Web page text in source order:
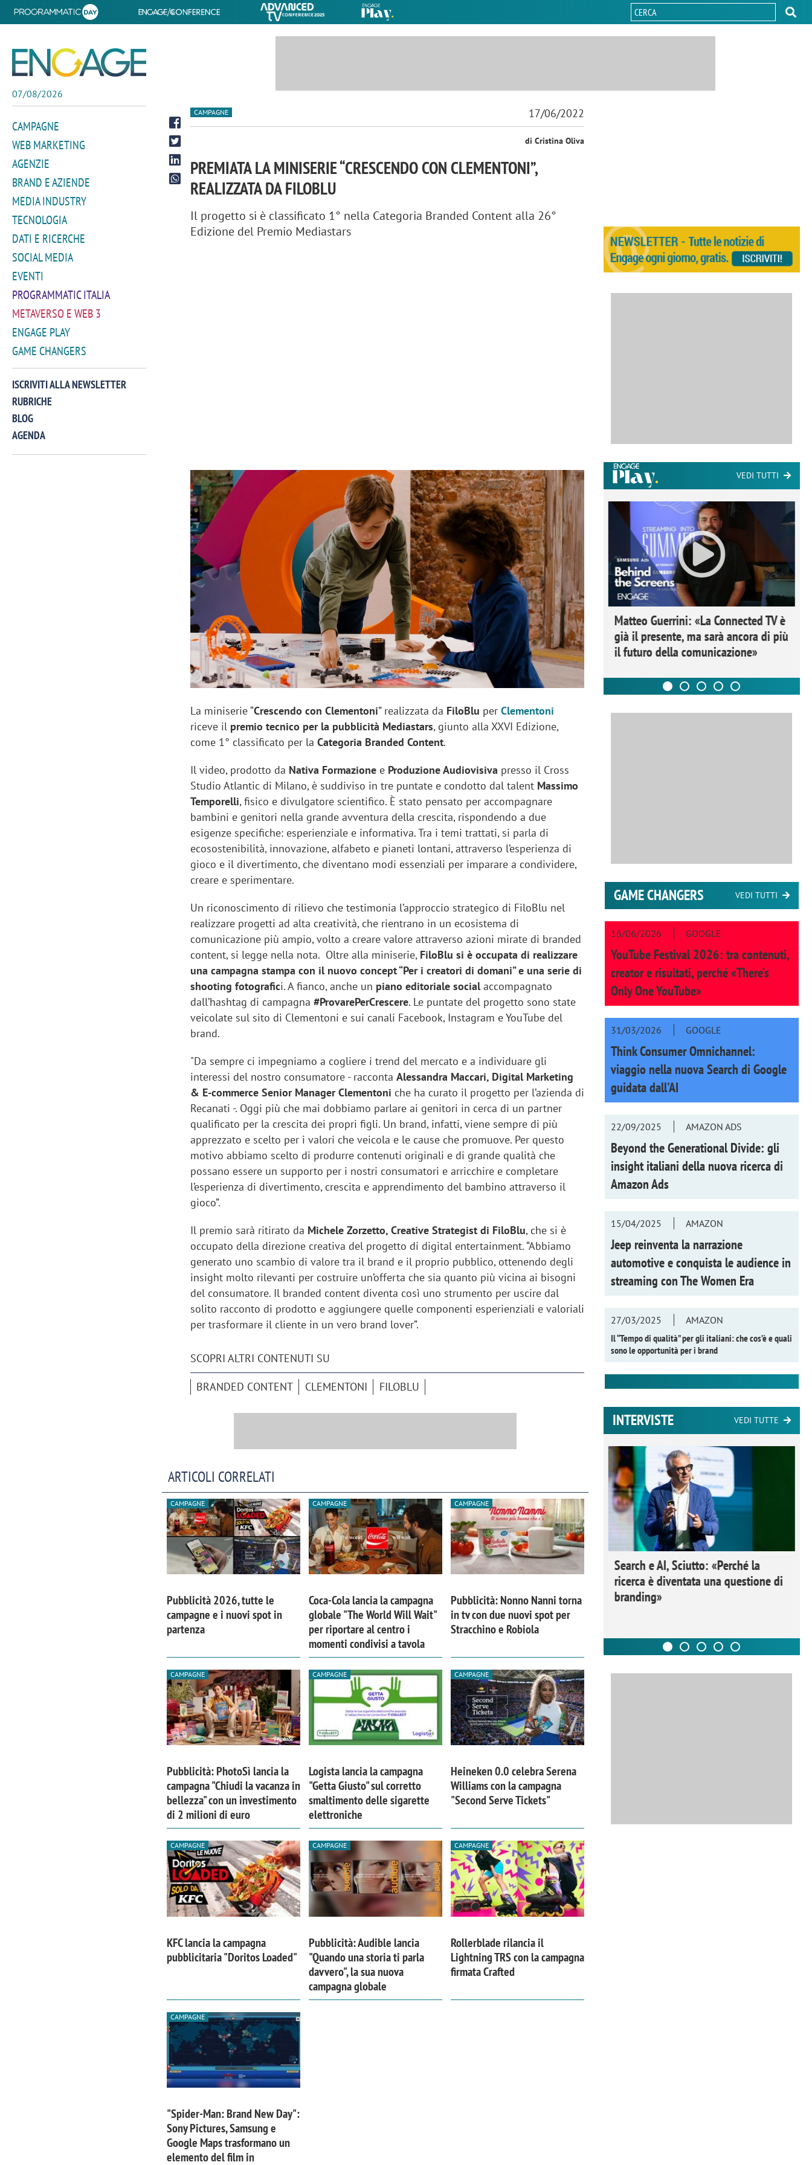
07/08/2026
CAMPAGNE
WEB MARKETING
AGENZIE
BRAND E AZIENDE
MEDIA INDUSTRY
TECNOLOGIA
DATI E RICERCHE
SOCIAL MEDIA
EVENTI
PROGRAMMATIC ITALIA
METAVERSO E WEB 3
ENGAGE PLAY
GAME CHANGERS
ISCRIVITI ALLA NEWSLETTER
RUBRICHE
BLOG
AGENDA
CAMPAGNE 17/06/2022
di Cristina Oliva
PREMIATA LA MINISERIE “CRESCENDO CON CLEMENTONI”,
REALIZZATA DA FILOBLU
Il progetto si è classificato 1° nella Categoria Branded Content alla 26°
Edizione del Premio Mediastars
La miniserie “Crescendo con Clementoni” realizzata da FiloBlu perClementoni
riceve il premio tecnico per la pubblicità Mediastars, giunto alla XXVI Edizione,
come 1° classificato per laCategoria Branded Content.
Il video, prodotto da Nativa Formazione e Produzione Audiovisiva presso il Cross
Studio Atlantic di Milano, è suddiviso in tre puntate e condotto dal talent Massimo
Temporelli, fisico e divulgatore scientifico. È stato pensato per accompagnare
bambini e genitori nella grande avventura della crescita, rispondendo a due
esigenze specifiche: esperienziale e informativa. Tra i temi trattati, si parla di
ecosostenibilità, innovazione, alfabeto e pianeti lontani, attraverso l’esperienza di
gioco e il divertimento, che diventano modi essenziali per imparare a condividere,
creare e sperimentare.
Un riconoscimento di rilievo che testimonia l’approccio strategico di FiloBlu nel
realizzare progetti ad alta creatività, che rientrano in un ecosistema di
comunicazione più ampio, volto a creare valore attraverso azioni mirate di branded
content, si legge nella nota. Oltre alla miniserie, FiloBlu si è occupata di realizzare
una campagna stampa con il nuovo concept “Per i creatori di domani” e una serie di
shooting fotografici. A fianco, anche un piano editoriale socialaccompagnato
dall’hashtag di campagna#ProvarePerCrescere. Le puntate del progetto sono state
veicolate sul sito di Clementoni e sui canali Facebook, Instagram e YouTube del
brand.
"Da sempre ci impegniamo a cogliere i trend del mercato e a individuare gli
interessi del nostro consumatore - raccontaAlessandra Maccari, Digital Marketing
& E-commerce Senior Manager Clementoni che ha curato il progetto per l’azienda di
Recanati -. Oggi più che mai dobbiamo parlare ai genitori in cerca di un partner
qualificato per la crescita dei propri figli. Un brand, infatti, viene sempre di più
apprezzato e scelto per i valori che veicola e le cause che promuove. Per questo
motivo abbiamo scelto di produrre contenuti originali e di grande qualità che
possano essere un supporto per i nostri consumatori e arricchire e completare
l’esperienza di divertimento, crescita e apprendimento del bambino attraverso il
gioco”.
Il premio sarà ritirato da Michele Zorzetto, Creative Strategist di FiloBlu, che si è
occupato della direzione creativa del progetto di digital entertainment. “Abbiamo
generato uno scambio di valore tra il brand e il proprio pubblico, ottenendo degli
insight molto rilevanti per costruire un’offerta che sia quanto più vicina ai bisogni
del consumatore. Il branded content diventa così uno strumento per uscire dal
solito racconto di prodotto e aggiungere quelle componenti esperienziali e valoriali
per trasformare il cliente in un vero brand lover”.
SCOPRI ALTRI CONTENUTI SU
BRANDED CONTENT CLEMENTONI FILOBLU
ARTICOLI CORRELATI
CAMPAGNE
Pubblicità 2026, tutte le
campagne e i nuovi spot in
partenza
CAMPAGNE
Coca-Cola lancia la campagna
globale "The World Will Wait"
per riportare al centro i
momenti condivisi a tavola
CAMPAGNE
Pubblicità: Nonno Nanni torna
in tv con due nuovi spot per
Stracchino e Robiola
CAMPAGNE
Pubblicità: PhotoSì lancia la
campagna "Chiudi la vacanza in
bellezza" con un investimento
di 2 milioni di euro
CAMPAGNE
Logista lancia la campagna
"Getta Giusto" sul corretto
smaltimento delle sigarette
elettroniche
CAMPAGNE
Heineken 0.0 celebra Serena
Williams con la campagna
"Second Serve Tickets"
CAMPAGNE
KFC lancia la campagna
pubblicitaria "Doritos Loaded"
CAMPAGNE
Pubblicità: Audible lancia
"Quando una storia ti parla
davvero", la sua nuova
campagna globale
CAMPAGNE
Rollerblade rilancia il
Lightning TRS con la campagna
firmata Crafted
CAMPAGNE
"Spider-Man: Brand New Day":
Sony Pictures, Samsung e
Google Maps trasformano un
elemento del film in
VEDI TUTTI
Manassero, Samsung Ads: «Con Total
Perez, Samsung Ads: «L'Italia è un
mercato strategico e continuerà a
crescere»
Networking agli eventi: come la
startup Kicè punta a eliminare lo
"spreco di relazioni"
Matteo Guerrini: «La Connected TV è
già il presente, ma sarà ancora di più
il futuro della comunicazione»
GAME CHANGERS VEDI TUTTI
16/06/2026 GOOGLE
YouTube Festival 2026: tra contenuti,
creator e risultati, perché «There’s
Only One YouTube»
31/03/2026 GOOGLE
Think Consumer Omnichannel:
viaggio nella nuova Search di Google
guidata dall'AI
22/09/2025 AMAZON ADS
Beyond the Generational Divide: gli
insight italiani della nuova ricerca di
Amazon Ads
15/04/2025 AMAZON
Jeep reinventa la narrazione
automotive e conquista le audience in
streaming conThe Women Era
27/03/2025
AMAZON
Il “Tempo di qualità” per gli italiani: che cos’è e quali
sono le opportunità per i brand
INTERVISTE VEDI TUTTE
«Marketing e prodotto devono
Emanuele Viora di Deloitte Digital:
amplificare il talento»
Ricerche di mercato. Neri, Ipsos
fenomeni: bisogna comprenderli e
tradurli in azioni»
Search e AI, Sciutto: «Perché la
ricerca è diventata una questione di
branding»